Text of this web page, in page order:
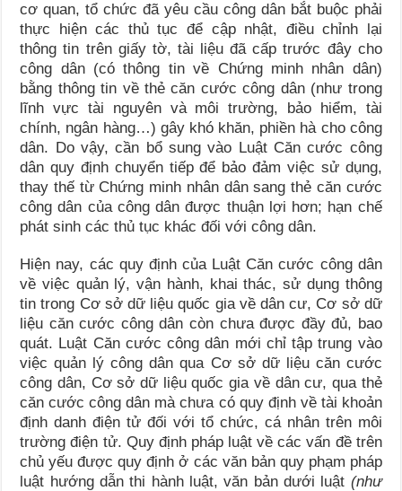
cơ quan, tổ chức đã yêu cầu công dân bắt buộc phải
thực hiện các thủ tục để cập nhật, điều chỉnh lại
thông tin trên giấy tờ, tài liệu đã cấp trước đây cho
công dân (có thông tin về Chứng minh nhân dân)
bằng thông tin về thẻ căn cước công dân (như trong
lĩnh vực tài nguyên và môi trường, bảo hiểm, tài
chính, ngân hàng…) gây khó khăn, phiền hà cho công
dân. Do vậy, cần bổ sung vào Luật Căn cước công
dân quy định chuyển tiếp để bảo đảm việc sử dụng,
thay thế từ Chứng minh nhân dân sang thẻ căn cước
công dân của công dân được thuận lợi hơn; hạn chế
phát sinh các thủ tục khác đối với công dân.
Hiện nay, các quy định của Luật Căn cước công dân
về việc quản lý, vận hành, khai thác, sử dụng thông
tin trong Cơ sở dữ liệu quốc gia về dân cư, Cơ sở dữ
liệu căn cước công dân còn chưa được đầy đủ, bao
quát. Luật Căn cước công dân mới chỉ tập trung vào
việc quản lý công dân qua Cơ sở dữ liệu căn cước
công dân, Cơ sở dữ liệu quốc gia về dân cư, qua thẻ
căn cước công dân mà chưa có quy định về tài khoản
định danh điện tử đối với tổ chức, cá nhân trên môi
trường điện tử. Quy định pháp luật về các vấn đề trên
chủ yếu được quy định ở các văn bản quy phạm pháp
luật hướng dẫn thi hành luật, văn bản dưới luật (như